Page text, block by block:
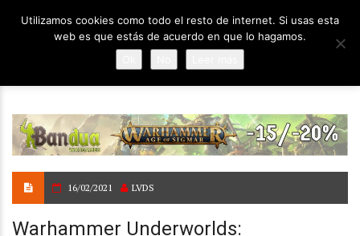
16/02/2021 LVDS
Warhammer Underworlds:
Utilizamos cookies como todo el resto de internet. Si usas esta
web es que estás de acuerdo en que lo hagamos.